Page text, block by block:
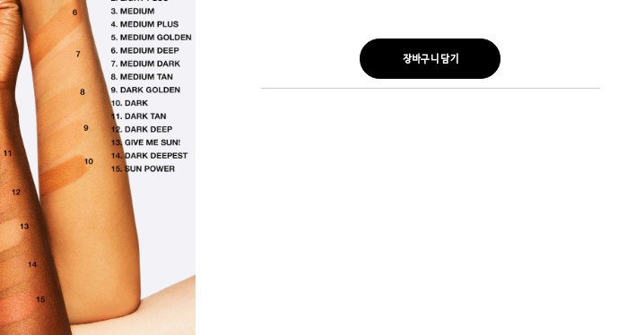
장바구니 담기